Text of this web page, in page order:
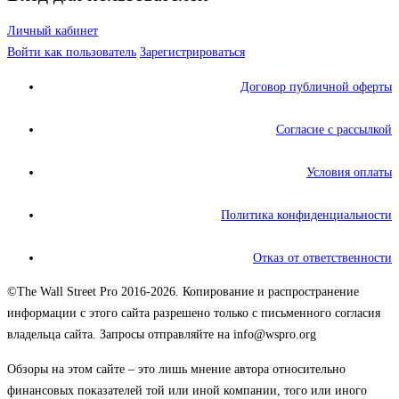
Личный кабинет
Войти как пользователь Зарегистрироваться
Договор публичной оферты
Согласие с рассылкой
Условия оплаты
Политика конфиденциальности
Отказ от ответственности
©The Wall Street Pro 2016-2026. Копирование и распространение
информации с этого сайта разрешено только с письменного согласия
владельца сайта. Запросы отправляйте на info@wspro.org
Обзоры на этом сайте – это лишь мнение автора относительно
финансовых показателей той или иной компании, того или иного